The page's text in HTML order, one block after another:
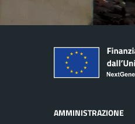
AMMINISTRAZIONE